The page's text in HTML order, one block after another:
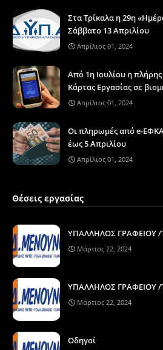
Στα Τρίκαλα η 29η
Σάββατο 13 Απριλίου
Απρίλιος 01, 2024
Από 1η Ιουλίου η
Κάρτας Εργασίας σε
Απρίλιος 01, 2024
Οι πληρωμές από e-
έως 5 Απριλίου
Απρίλιος 01, 2024
Θέσεις εργασίας
ΥΠΑΛΛΗΛΟΣ
Μάρτιος 22, 2024
ΥΠΑΛΛΗΛΟΣ ΓΡΑΦΕΙΟΥ
Μάρτιος 22, 2024
Οδηγοί